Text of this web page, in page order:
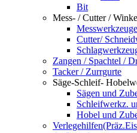
Bit
Mess- / Cutter /
Messwerkzeuge
Cutter/
Zangen / Spachtel /
Tacker / Zurrgurte
Säge-Schleif-
Sägen und
Schleifwerkz.
Hobel und